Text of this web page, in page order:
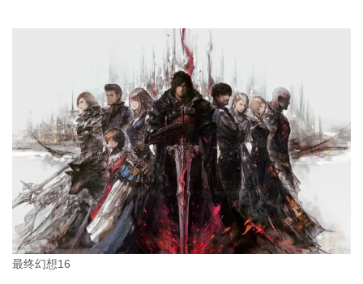
最终幻想16